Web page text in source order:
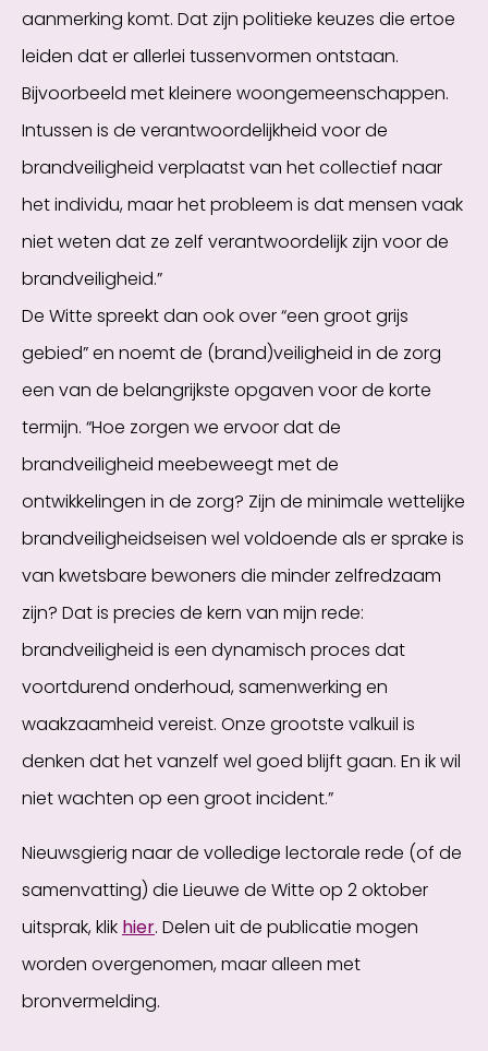
aanmerking komt. Dat zijn politieke keuzes die ertoe
leiden dat er allerlei tussenvormen ontstaan.
Bijvoorbeeld met kleinere woongemeenschappen.
Intussen is de verantwoordelijkheid voor de
brandveiligheid verplaatst van het collectief naar
het individu, maar het probleem is dat mensen vaak
niet weten dat ze zelf verantwoordelijk zijn voor de
brandveiligheid.”
De Witte spreekt dan ook over “een groot grijs
gebied” en noemt de (brand)veiligheid in de zorg
een van de belangrijkste opgaven voor de korte
termijn. “Hoe zorgen we ervoor dat de
brandveiligheid meebeweegt met de
ontwikkelingen in de zorg? Zijn de minimale wettelijke
brandveiligheidseisen wel voldoende als er sprake is
van kwetsbare bewoners die minder zelfredzaam
zijn? Dat is precies de kern van mijn rede:
brandveiligheid is een dynamisch proces dat
voortdurend onderhoud, samenwerking en
waakzaamheid vereist. Onze grootste valkuil is
denken dat het vanzelf wel goed blijft gaan. En ik wil
niet wachten op een groot incident.”
Nieuwsgierig naar de volledige lectorale rede (of de
samenvatting) die Lieuwe de Witte op 2 oktober
uitsprak, klik hier. Delen uit de publicatie mogen
worden overgenomen, maar alleen met
bronvermelding.